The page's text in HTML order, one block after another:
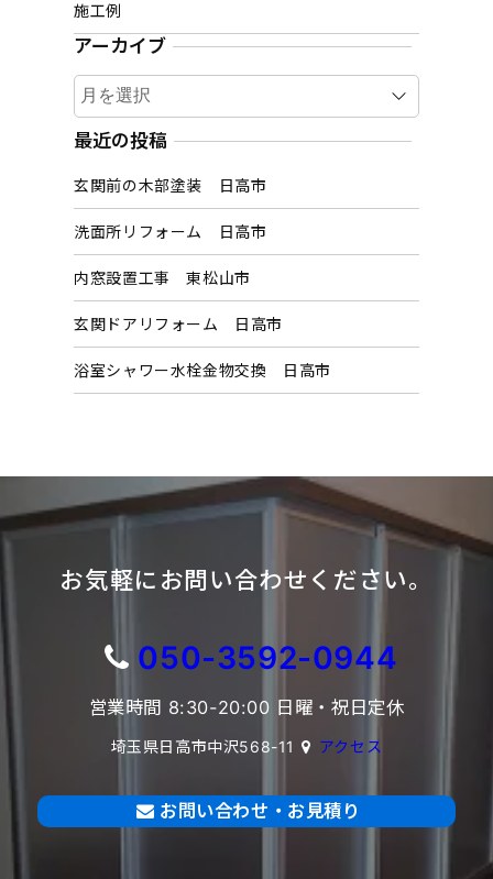
施工例
アーカイブ
ア
ー
カ
ブ
最近の投稿
玄関前の木部塗装 日高市
洗面所リフォーム 日高市
内窓設置工事 東松山市
玄関ドアリフォーム 日高市
浴室シャワー水栓金物交換 日高市
お気軽にお問い合わせください。
050-3592-0944
営業時間 8:30-20:00 日曜・祝日定休
埼玉県日高市中沢568-11 アクセス
お問い合わせ・お見積り